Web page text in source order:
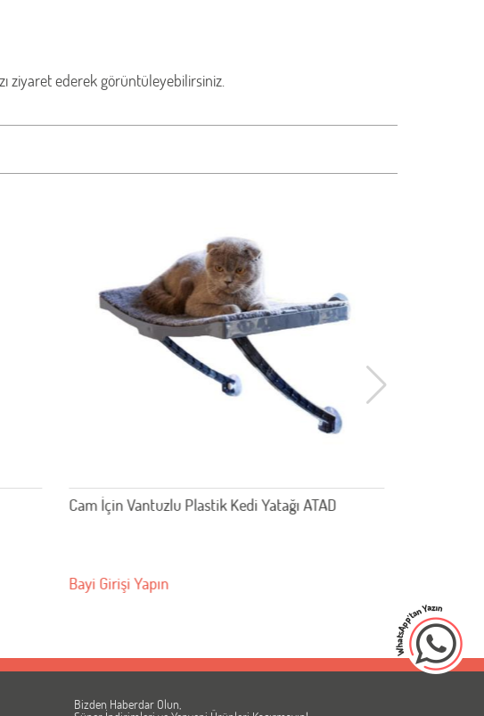
ziyaret ederek görüntüleyebilirsiniz.
atad Ahşap Kedi Yatağı Cam için
Bayi Girişi Yapın
Bizden Haberdar Olun,